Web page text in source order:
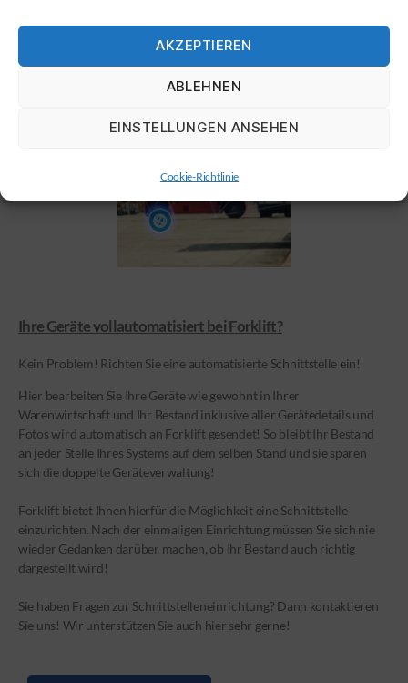
AKZEPTIEREN
ABLEHNEN
EINSTELLUNGEN ANSEHEN
Cookie-Richtlinie
Ihre Geräte vollautomatisiert bei Forklift?
Kein Problem! Richten Sie eine automatisierte Schnittstelle ein!
Hier bearbeiten Sie Ihre Geräte wie gewohnt in Ihrer
Warenwirtschaft und Ihr Bestand inklusive aller Gerätedetails und
Fotos wird automatisch an Forklift gesendet! So bleibt Ihr Bestand
an jeder Stelle Ihres Systems auf dem selben Stand und sie sparen
sich die doppelte Geräteverwaltung!
Forklift bietet Ihnen hierfür die Möglichkeit eine Schnittstelle
einzurichten. Nach der einmaligen Einrichtung müssen Sie sich nie
wieder Gedanken darüber machen, ob Ihr Bestand auch richtig
dargestellt wird!
Sie haben Fragen zur Schnittstelleneinrichtung? Dann kontaktieren
Sie uns! Wir unterstützen Sie auch hier sehr gerne!